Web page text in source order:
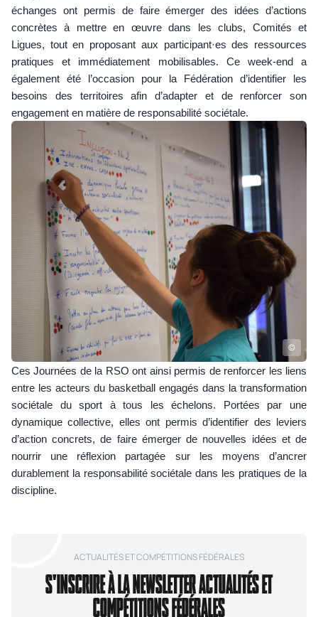
échanges ont permis de faire émerger des idées d’actions
concrètes à mettre en œuvre dans les clubs, Comités et
Ligues, tout en proposant aux participant·es des ressources
pratiques et immédiatement mobilisables. Ce week-end a
également été l’occasion pour la Fédération d’identifier les
besoins des territoires afin d’adapter et de renforcer son
engagement en matière de responsabilité sociétale.
©
Ces Journées de la RSO ont ainsi permis de renforcer les liens
entre les acteurs du basketball engagés dans la transformation
sociétale du sport à tous les échelons. Portées par une
dynamique collective, elles ont permis d’identifier des leviers
d’action concrets, de faire émerger de nouvelles idées et de
nourrir une réflexion partagée sur les moyens d’ancrer
durablement la responsabilité sociétale dans les pratiques de la
discipline.
ACTUALITÉS ET COMPÉTITIONS FÉDÉRALES
S'INSCRIRE À LA NEWSLETTER ACTUALITÉS ET
COMPÉTITIONS FÉDÉRALES